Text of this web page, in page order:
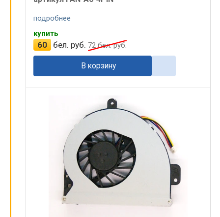
подробнее
купить
60 бел. руб. 72бел. руб.
В корзину